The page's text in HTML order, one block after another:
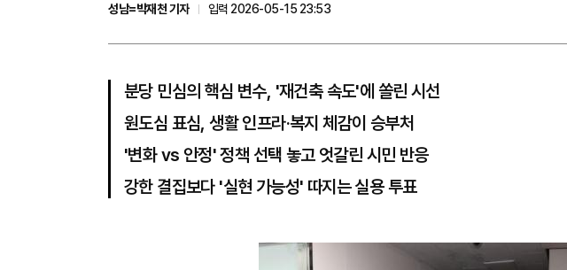
성남=박재천 기자
입력 2026-05-15 23:53
분당 민심의 핵심 변수, '재건축 속도'에 쏠린 시선
원도심 표심, 생활 인프라·복지 체감이 승부처
'변화 vs 안정' 정책 선택 놓고 엇갈린 시민 반응
강한 결집보다 '실현 가능성' 따지는 실용 투표